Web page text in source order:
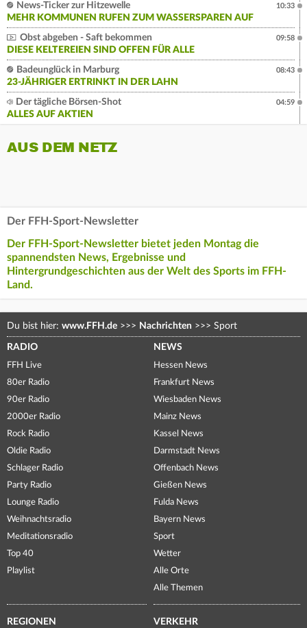
News-Ticker zur Hitzewelle
MEHR KOMMUNEN RUFEN ZUM WASSERSPAREN AUF
10:33
Obst abgeben - Saft bekommen
DIESE KELTEREIEN SIND OFFEN FÜR ALLE
09:58
Badeunglück in Marburg
23-JÄHRIGER ERTRINKT IN DER LAHN
08:43
Der tägliche Börsen-Shot
ALLES AUF AKTIEN
04:59
AUS DEM NETZ
Der FFH-Sport-Newsletter
Der FFH-Sport-Newsletter bietet jeden Montag die
spannendsten News, Ergebnisse und
Hintergrundgeschichten aus der Welt des Sports im FFH-
Land.
Du bist hier: www.FFH.de >>> Nachrichten >>> Sport
RADIO
FFH Live
80er Radio
90er Radio
2000er Radio
Rock Radio
Oldie Radio
Schlager Radio
Party Radio
Lounge Radio
Weihnachtsradio
Meditationsradio
Top 40
Playlist
NEWS
Hessen News
Frankfurt News
Wiesbaden News
Mainz News
Kassel News
Darmstadt News
Offenbach News
Gießen News
Fulda News
Bayern News
Sport
Wetter
Alle Orte
Alle Themen
REGIONEN VERKEHR